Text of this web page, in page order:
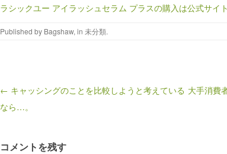
ラシックユー アイラッシュセラム プラスの購入は公式サイ
Published by Bagshaw, in 未分類.
Post navigation
← キャッシングのことを比較しようと考えている
なら…。
大手消費
コメントを残す